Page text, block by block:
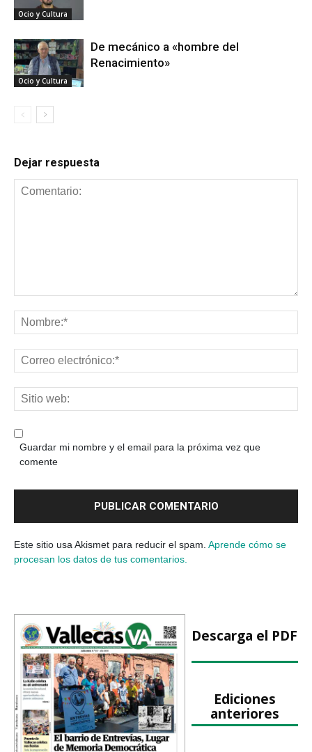
Ocio y Cultura
Ocio y Cultura
De mecánico a «hombre del
Renacimiento»
Dejar respuesta
Guardar mi nombre y el email para la próxima vez que
comente
Este sitio usa Akismet para reducir el spam. Aprende cómo se
procesan los datos de tus comentarios.
Descarga el PDF
Ediciones
anteriores